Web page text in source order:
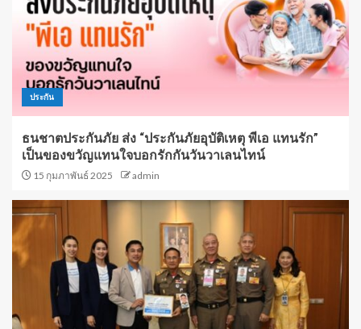
ประกัน
ธนชาตประกันภัย ส่ง “ประกันภัยอุบัติเหตุ พีเอ แทนรัก”
เป็นของขวัญแทนใจบอกรักกันวันวาเลนไทน์
15 กุมภาพันธ์ 2025 admin